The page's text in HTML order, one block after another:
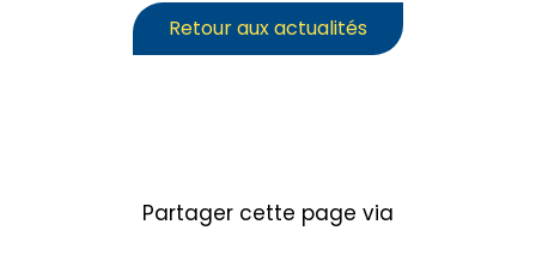
Retour aux actualités
Partager cette page via